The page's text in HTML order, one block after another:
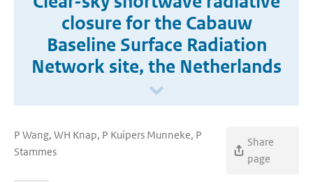
closure for the Cabauw
Baseline Surface Radiation
Network site, the Netherlands
P Wang, WH Knap, P Kuipers Munneke, P
Stammes
Share
page